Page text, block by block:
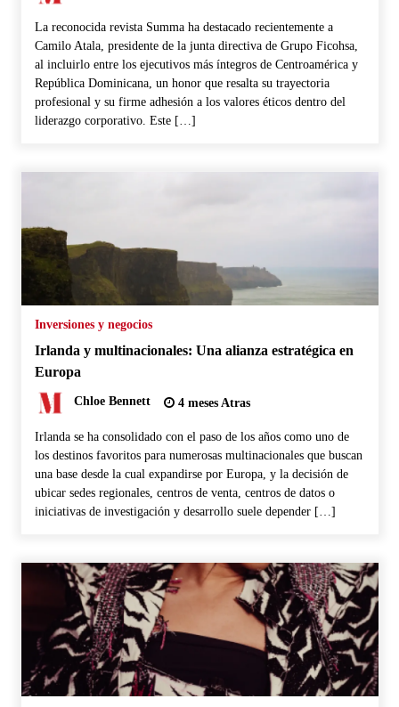
La reconocida revista Summa ha destacado recientemente a
Camilo Atala, presidente de la junta directiva de Grupo Ficohsa,
al incluirlo entre los ejecutivos más íntegros de Centroamérica y
República Dominicana, un honor que resalta su trayectoria
profesional y su firme adhesión a los valores éticos dentro del
liderazgo corporativo. Este […]
Inversiones y negocios
Irlanda y multinacionales: Una alianza estratégica en
Europa
Chloe Bennett 4 meses Atras
Irlanda se ha consolidado con el paso de los años como uno de
los destinos favoritos para numerosas multinacionales que buscan
una base desde la cual expandirse por Europa, y la decisión de
ubicar sedes regionales, centros de venta, centros de datos o
iniciativas de investigación y desarrollo suele depender […]